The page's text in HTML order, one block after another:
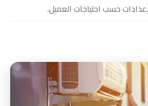
حسب احتياجات العميل.